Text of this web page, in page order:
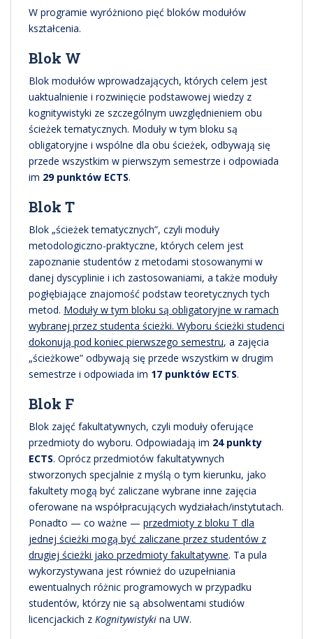
W programie wyróżniono pięć bloków modułów
kształcenia.
Blok W
Blok modułów wprowadzających, których celem jest
uaktualnienie i rozwinięcie podstawowej wiedzy z
kognitywistyki ze szczególnym uwzględnieniem obu
ścieżek tematycznych. Moduły w tym bloku są
obligatoryjne i wspólne dla obu ścieżek, odbywają się
przede wszystkim w pierwszym semestrze i odpowiada
im 29 punktów ECTS.
Blok T
Blok „ścieżek tematycznych”, czyli moduły
metodologiczno-praktyczne, których celem jest
zapoznanie studentów z metodami stosowanymi w
danej dyscyplinie i ich zastosowaniami, a także moduły
pogłębiające znajomość podstaw teoretycznych tych
metod. Moduły w tym bloku są obligatoryjne w ramach
wybranej przez studenta ścieżki. Wyboru ścieżki studenci
dokonują pod koniec pierwszego semestru, a zajęcia
„ścieżkowe” odbywają się przede wszystkim w drugim
semestrze i odpowiada im 17 punktów ECTS.
Blok F
Blok zajęć fakultatywnych, czyli moduły oferujące
przedmioty do wyboru. Odpowiadają im 24 punkty
ECTS. Oprócz przedmiotów fakultatywnych
stworzonych specjalnie z myślą o tym kierunku, jako
fakultety mogą być zaliczane wybrane inne zajęcia
oferowane na współpracujących wydziałach/instytutach.
Ponadto — co ważne — przedmioty z bloku T dla
jednej ścieżki mogą być zaliczane przez studentów z
drugiej ścieżki jako przedmioty fakultatywne. Ta pula
wykorzystywana jest również do uzupełniania
ewentualnych różnic programowych w przypadku
studentów, którzy nie są absolwentami studiów
licencjackich z Kognitywistyki na UW.